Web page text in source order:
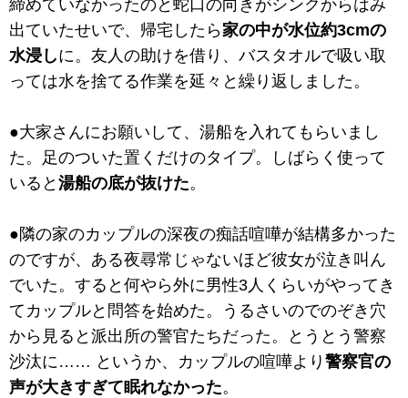
締めていなかったのと蛇口の向きがシンクからはみ
出ていたせいで、帰宅したら家の中が水位約3cmの
水浸しに。友人の助けを借り、バスタオルで吸い取
っては水を捨てる作業を延々と繰り返しました。
●大家さんにお願いして、湯船を入れてもらいまし
た。足のついた置くだけのタイプ。しばらく使って
いると 湯船の底が抜けた。
●隣の家のカップルの深夜の痴話喧嘩が結構多かった
のですが、ある夜尋常じゃないほど彼女が泣き叫ん
でいた。すると何やら外に男性3人くらいがやってき
てカップルと問答を始めた。うるさいのでのぞき穴
から見ると派出所の警官たちだった。とうとう警察
沙汰に…… というか、カップルの喧嘩より 警察官の
声が大きすぎて眠れなかった。